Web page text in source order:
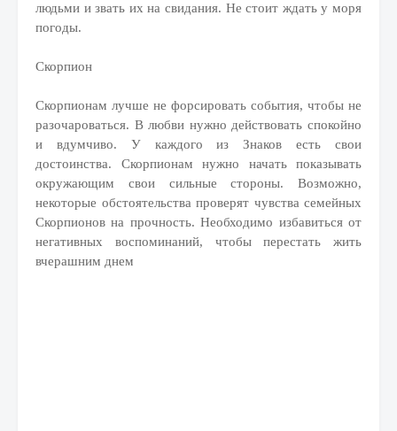
людьми и звать их на свидания. Не стоит ждать у моря
погоды.
Скорпион
Скорпионам лучше не форсировать события, чтобы не
разочароваться. В любви нужно действовать спокойно
и вдумчиво. У каждого из Знаков есть свои
достоинства. Скорпионам нужно начать показывать
окружающим свои сильные стороны. Возможно,
некоторые обстоятельства проверят чувства семейных
Скорпионов на прочность. Необходимо избавиться от
негативных воспоминаний, чтобы перестать жить
вчерашним днем